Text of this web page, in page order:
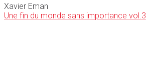
Xavier Eman
Une fin du monde sans importance vol.3